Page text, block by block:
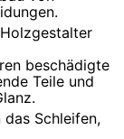
beschädigte
Teile und
das Schleifen,